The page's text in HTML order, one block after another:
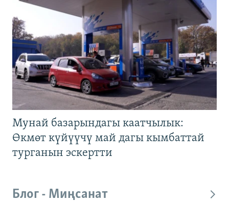
Мунай базарындагы каатчылык:
Өкмөт күйүүчү май дагы кымбаттай
турганын эскертти
Блог - Миңсанат